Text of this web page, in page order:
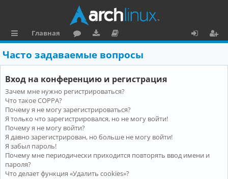
ы
л
к
и
Главная
ру
м
ру
зк
и
ку
м
е
н
та
ц
и
я
о
и
Часто задаваемые вопросы
Вход на конференцию и регистрация
Зачем мне нужно регистрироваться?
Что такое COPPA?
Почему я не могу зарегистрироваться?
Я только что зарегистрировался, но не могу войти!
Почему я не могу войти?
Я давно зарегистрирован, но больше не могу войти!
Я забыл пароль!
Почему мне периодически приходится повторять ввод имени и
пароля?
Что делает функция «Удалить cookies»?